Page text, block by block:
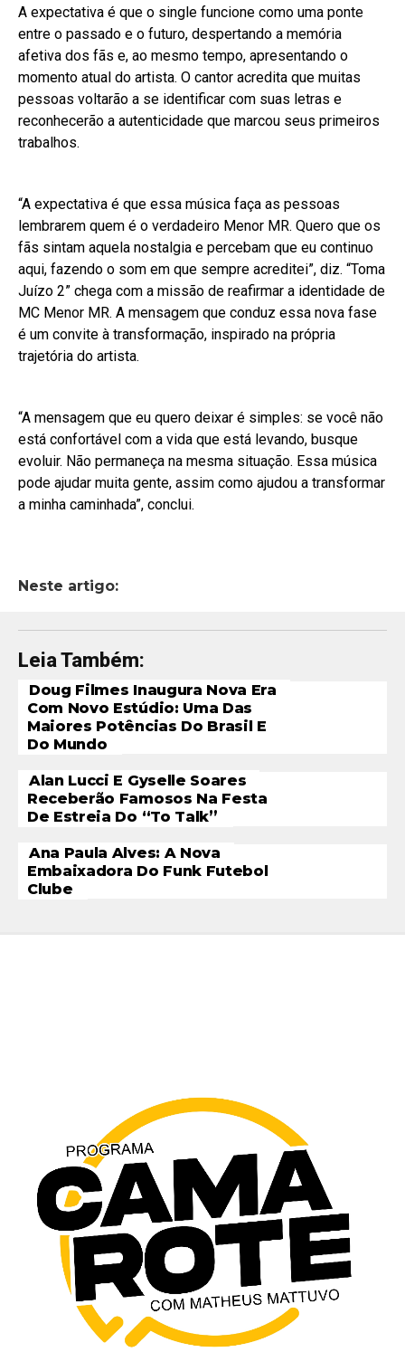
A expectativa é que o single funcione como uma ponte
entre o passado e o futuro, despertando a memória
afetiva dos fãs e, ao mesmo tempo, apresentando o
momento atual do artista. O cantor acredita que muitas
pessoas voltarão a se identificar com suas letras e
reconhecerão a autenticidade que marcou seus primeiros
trabalhos.
“A expectativa é que essa música faça as pessoas
lembrarem quem é o verdadeiro Menor MR. Quero que os
fãs sintam aquela nostalgia e percebam que eu continuo
aqui, fazendo o som em que sempre acreditei”, diz. “Toma
Juízo 2” chega com a missão de reafirmar a identidade de
MC Menor MR. A mensagem que conduz essa nova fase
é um convite à transformação, inspirado na própria
trajetória do artista.
“A mensagem que eu quero deixar é simples: se você não
está confortável com a vida que está levando, busque
evoluir. Não permaneça na mesma situação. Essa música
pode ajudar muita gente, assim como ajudou a transformar
a minha caminhada”, conclui.
Neste artigo:
Leia Também:
Doug Filmes Inaugura Nova Era
Com Novo Estúdio: Uma Das
Maiores Potências Do Brasil E
Do Mundo
Alan Lucci E Gyselle Soares
Receberão Famosos Na Festa
De Estreia Do “To Talk”
Ana Paula Alves: A Nova
Embaixadora Do Funk Futebol
Clube